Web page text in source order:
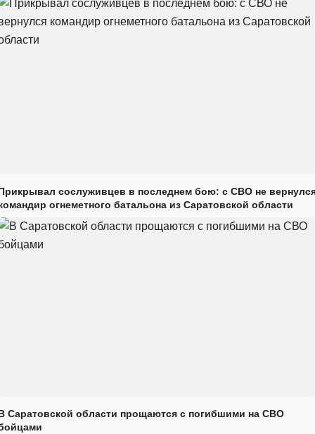
сослуживцев в последнем бою: с СВО не
огнеметного батальона из Саратовской области
Саратовской области прощаются с погибшими на СВО